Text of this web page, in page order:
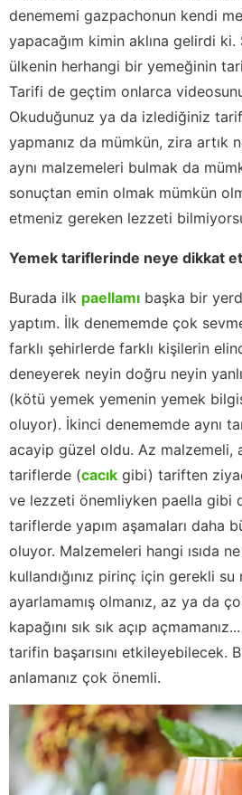
denememi gazpachonun kendi
yapacağım kimin aklına gelirdi
ülkenin herhangi bir yemeğinin
Tarifi de geçtim onlarca
Okuduğunuz ya da izlediğiniz
yapmanız da mümkün, zira artık
aynı malzemeleri bulmak da
sonuçtan emin olmak mümkün
etmeniz gereken lezzeti
Yemek tariflerinde neye dikkat
Burada ilk paellamı başka bir
yaptım. İlk denememde çok
farklı şehirlerde farklı kişilerin
deneyerek neyin doğru neyin
(kötü yemek yemenin yemek
oluyor). İkinci denememde aynı
acayip güzel oldu. Az malzemeli,
tariflerde (cacık gibi) tariften
ve lezzeti önemliyken paella gibi
tariflerde yapım aşamaları daha
oluyor. Malzemeleri hangi ısıda
kullandığınız pirinç için gerekli su
ayarlamamış olmanız, az ya da
kapağını sık sık açıp
tarifin başarısını etkileyebilecek.
anlamanız çok önemli.